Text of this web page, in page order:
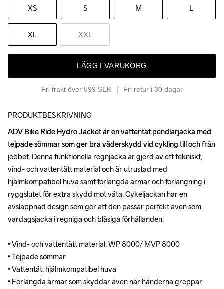
XS S M L
XL XXL
LÄGG I VARUKORG
Fri frakt över 599 SEK Fri retur i 30 dagar
PRODUKTBESKRIVNING
ADV Bike Ride Hydro Jacket är en vattentät pendlarjacka med
tejpade sömmar som ger bra väderskydd vid cykling till och från
jobbet. Denna funktionella regnjacka är gjord av ett tekniskt,
vind- och vattentätt material och är utrustad med
hjälmkompatibel huva samt förlängda ärmar och förlängning i
ryggslutet för extra skydd mot väta. Cykeljackan har en
avslappnad design som gör att den passar perfekt även som
vardagsjacka i regniga och blåsiga förhållanden.
• Vind- och vattentätt material, WP 8000/ MVP 8000
• Tejpade sömmar
• Vattentät, hjälmkompatibel huva
• Förlängda ärmar som skyddar även när händerna greppar
ADV Bike Ride Hydro Jacket är en vattentät pendlarjacka med
tejpade sömmar som ger bra väderskydd vid cykling till och från
jobbet. Denna funktionella regnjacka är gjord av ett tekniskt,
vind- och vattentätt material och är utrustad med
hjälmkompatibel huva samt förlängda ärmar och förlängning i
ryggslutet för extra skydd mot väta. Cykeljackan har en
avslappnad design som gör att den passar perfekt även som
vardagsjacka i regniga och blåsiga förhållanden.
• Vind- och vattentätt material, WP 8000/ MVP 8000
• Tejpade sömmar
• Vattentät, hjälmkompatibel huva
• Förlängda ärmar som skyddar även när händerna greppar